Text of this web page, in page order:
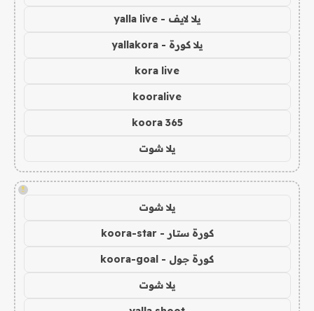
يلا لايف - yalla live
يلا كورة - yallakora
kora live
kooralive
koora 365
يلا شوت
!
يلا شوت
كورة ستار - koora-star
كورة جول - koora-goal
يلا شوت